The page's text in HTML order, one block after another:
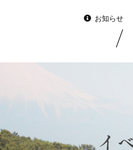
お知らせ